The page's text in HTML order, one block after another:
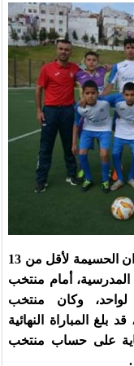
من جهته انهزم منتخب أكاديمية طنجة تطوان الحسيمة لأقل من 13
المدرسية، أمام منتخب
وكان منتخب
المباراة النهائية
على حساب منتخب